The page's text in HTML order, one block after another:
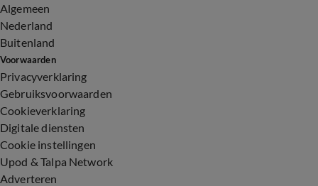
Algemeen
Nederland
Buitenland
Voorwaarden
Privacyverklaring
Gebruiksvoorwaarden
Cookieverklaring
Digitale diensten
Cookie instellingen
Upod & Talpa Network
Adverteren